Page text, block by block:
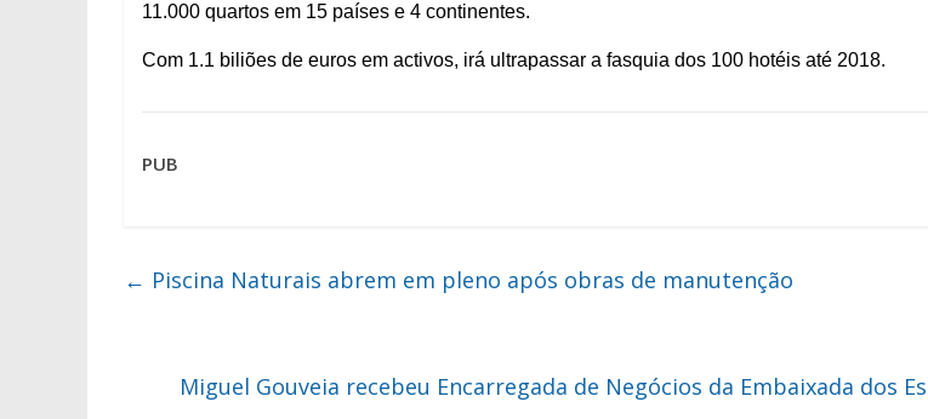
11.000 quartos em 15 países e 4 continentes.
Com 1.1 biliões de euros em activos, irá ultrapassar a fasquia dos 100 hotéis até 2018.
PUB
← Piscina Naturais abrem em pleno após obras de manutenção
Miguel Gouveia recebeu Encarregada de Negócios da Embaixada dos